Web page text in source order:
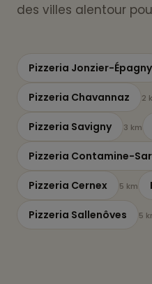
des villes alentour
Pizzeria Jonzier-Épagny
Pizzeria Chavannaz 2
Pizzeria Savigny 3 km
Pizzeria Contamine-
Pizzeria Cernex 5 km
Pizzeria Sallenôves 5